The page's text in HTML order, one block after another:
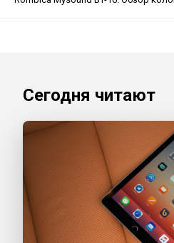
Сегодня читают